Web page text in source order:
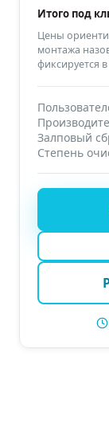
Итого под
Цены
монтажа
фиксируется
Залповый
Степень